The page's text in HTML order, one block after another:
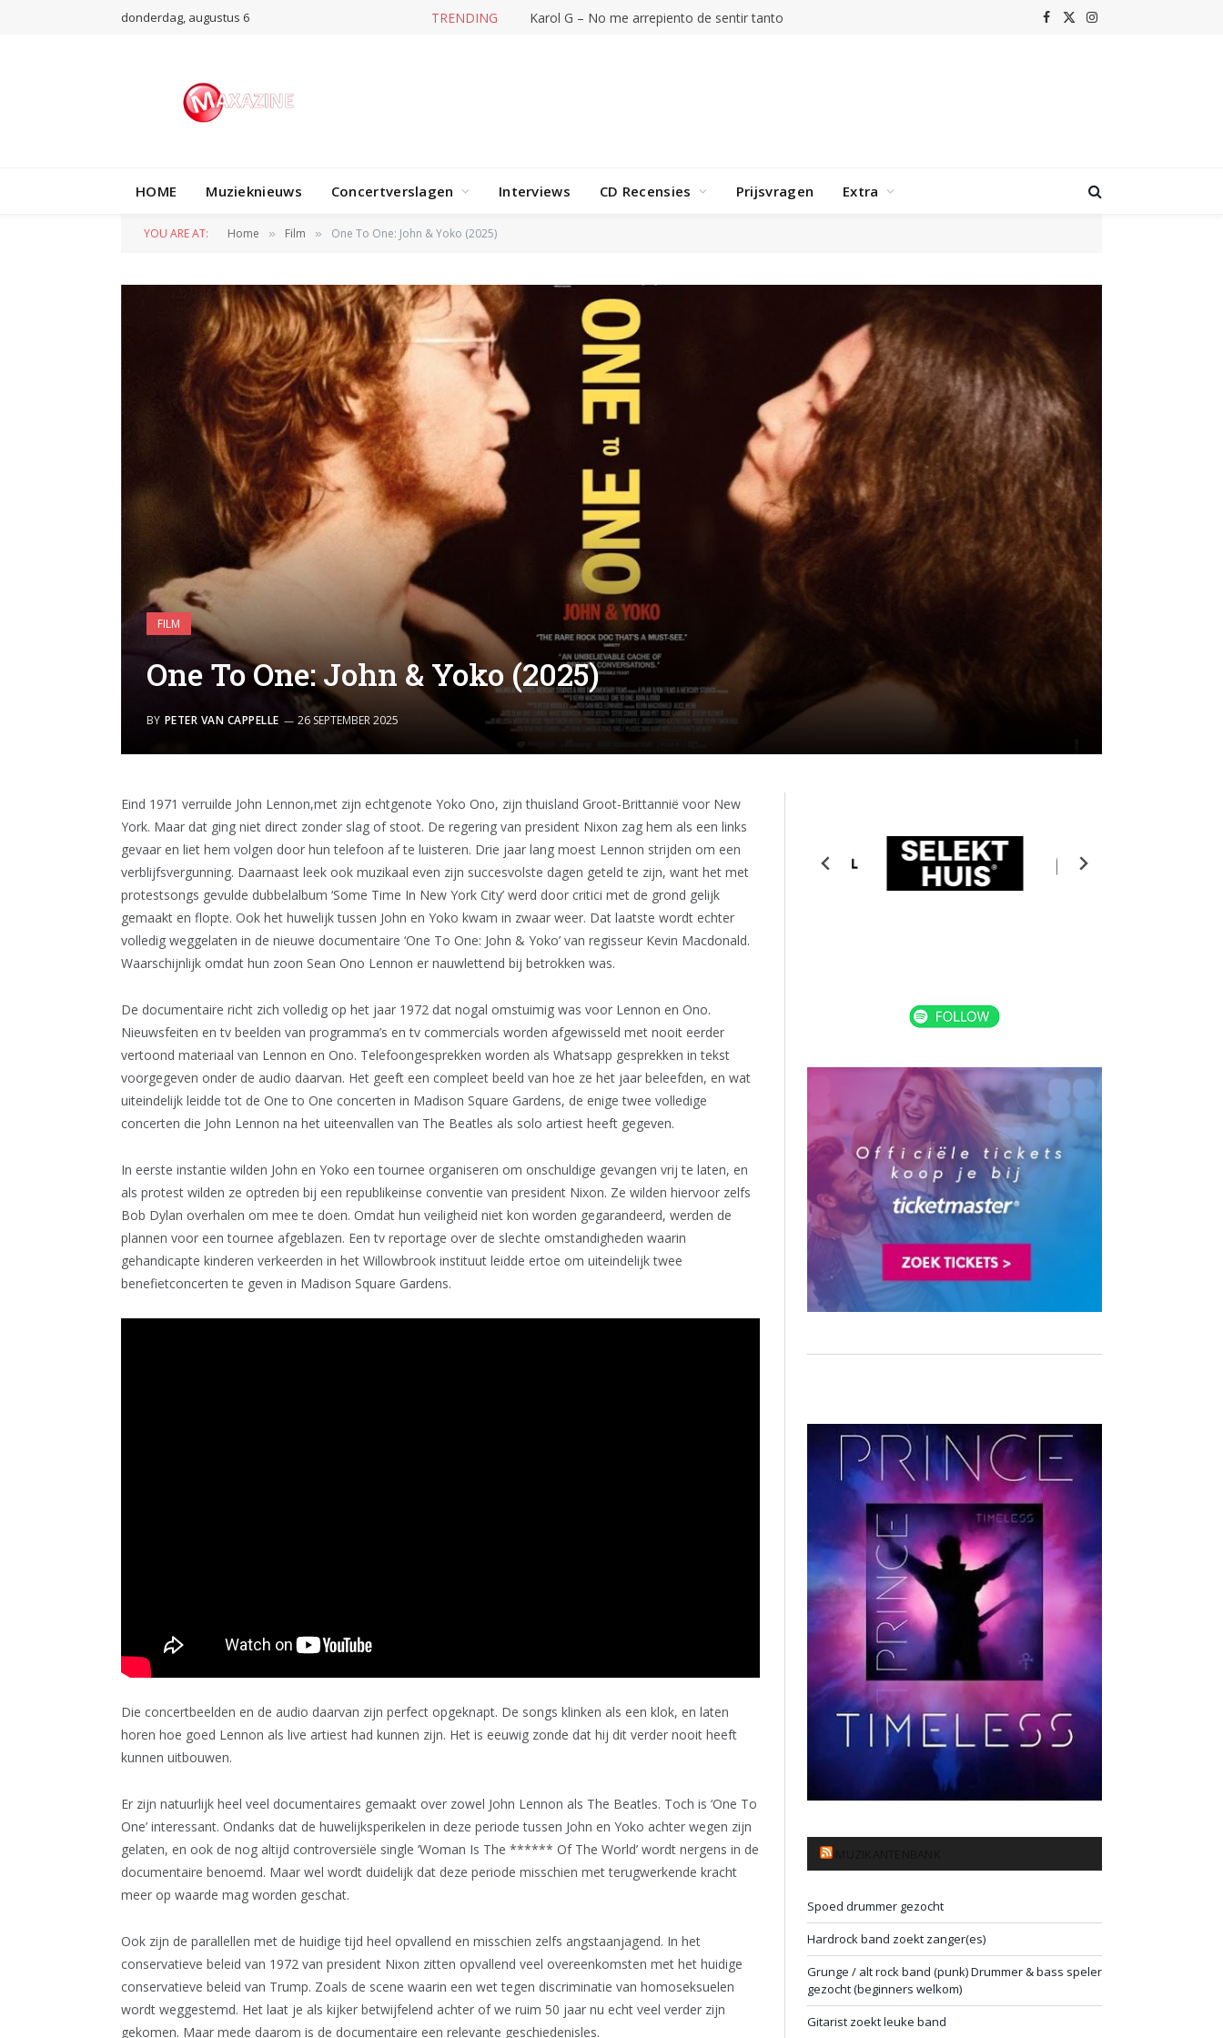
donderdag, augustus 6 TRENDING Karol G – No me arrepiento de sentir tanto Facebook
X
Instagram
HOME Muzieknieuws Concertverslagen Interviews CD Recensies Prijsvragen Extra
YOU ARE AT: Home » Film » One To One: John & Yoko (2025)
FILM
One To One: John & Yoko (2025)
BY PETER VAN CAPPELLE 26 SEPTEMBER 2025
Eind 1971 verruilde John Lennon,met zijn echtgenote Yoko Ono, zijn thuisland Groot-Brittannië voor New
York. Maar dat ging niet direct zonder slag of stoot. De regering van president Nixon zag hem als een links
gevaar en liet hem volgen door hun telefoon af te luisteren. Drie jaar lang moest Lennon strijden om een
verblijfsvergunning. Daarnaast leek ook muzikaal even zijn succesvolste dagen geteld te zijn, want het met
protestsongs gevulde dubbelalbum ‘Some Time In New York City’ werd door critici met de grond gelijk
gemaakt en flopte. Ook het huwelijk tussen John en Yoko kwam in zwaar weer. Dat laatste wordt echter
volledig weggelaten in de nieuwe documentaire ‘One To One: John & Yoko’ van regisseur Kevin Macdonald.
Waarschijnlijk omdat hun zoon Sean Ono Lennon er nauwlettend bij betrokken was.
De documentaire richt zich volledig op het jaar 1972 dat nogal omstuimig was voor Lennon en Ono.
Nieuwsfeiten en tv beelden van programma’s en tv commercials worden afgewisseld met nooit eerder
vertoond materiaal van Lennon en Ono. Telefoongesprekken worden als Whatsapp gesprekken in tekst
voorgegeven onder de audio daarvan. Het geeft een compleet beeld van hoe ze het jaar beleefden, en wat
uiteindelijk leidde tot de One to One concerten in Madison Square Gardens, de enige twee volledige
concerten die John Lennon na het uiteenvallen van The Beatles als solo artiest heeft gegeven.
In eerste instantie wilden John en Yoko een tournee organiseren om onschuldige gevangen vrij te laten, en
als protest wilden ze optreden bij een republikeinse conventie van president Nixon. Ze wilden hiervoor zelfs
Bob Dylan overhalen om mee te doen. Omdat hun veiligheid niet kon worden gegarandeerd, werden de
plannen voor een tournee afgeblazen. Een tv reportage over de slechte omstandigheden waarin
gehandicapte kinderen verkeerden in het Willowbrook instituut leidde ertoe om uiteindelijk twee
benefietconcerten te geven in Madison Square Gardens.
Die concertbeelden en de audio daarvan zijn perfect opgeknapt. De songs klinken als een klok, en laten
horen hoe goed Lennon als live artiest had kunnen zijn. Het is eeuwig zonde dat hij dit verder nooit heeft
kunnen uitbouwen.
Er zijn natuurlijk heel veel documentaires gemaakt over zowel John Lennon als The Beatles. Toch is ‘One To
One’ interessant. Ondanks dat de huwelijksperikelen in deze periode tussen John en Yoko achter wegen zijn
gelaten, en ook de nog altijd controversiële single ‘Woman Is The ****** Of The World’ wordt nergens in de
documentaire benoemd. Maar wel wordt duidelijk dat deze periode misschien met terugwerkende kracht
meer op waarde mag worden geschat.
Ook zijn de parallellen met de huidige tijd heel opvallend en misschien zelfs angstaanjagend. In het
conservatieve beleid van 1972 van president Nixon zitten opvallend veel overeenkomsten met het huidige
conservatieve beleid van Trump. Zoals de scene waarin een wet tegen discriminatie van homoseksuelen
wordt weggestemd. Het laat je als kijker betwijfelend achter of we ruim 50 jaar nu echt veel verder zijn
gekomen. Maar mede daarom is de documentaire een relevante geschiedenisles.
Spoed drummer gezocht
Hardrock band zoekt zanger(es)
Grunge / alt rock band (punk) Drummer & bass speler
gezocht (beginners welkom)
Gitarist zoekt leuke band